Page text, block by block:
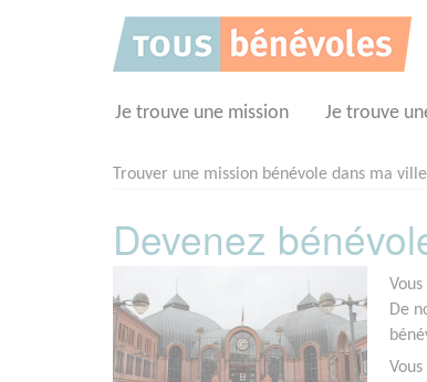
Je trouve une mission Je trouve
Trouver une mission bénévole dans ma ville
Devenez
De